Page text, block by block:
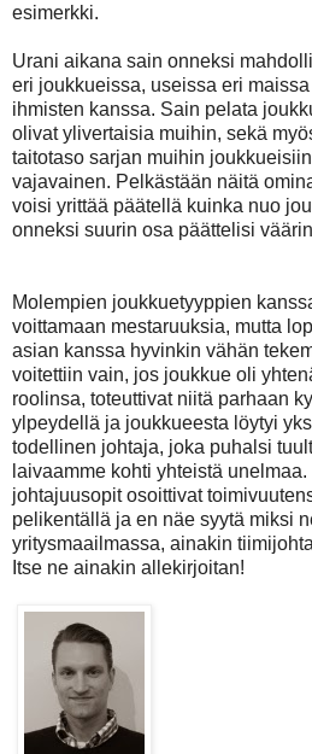
esimerkki.
Urani aikana sain onneksi
eri joukkueissa, useissa eri
ihmisten kanssa. Sain pelata
olivat ylivertaisia muihin, sekä
taitotaso sarjan muihin
vajavainen. Pelkästään näitä
voisi yrittää päätellä kuinka nuo
onneksi suurin osa päättelisi
Molempien joukkuetyyppien
voittamaan mestaruuksia, mutta
asian kanssa hyvinkin vähän
voitettiin vain, jos joukkue oli
roolinsa, toteuttivat niitä parhaan
ylpeydellä ja joukkueesta löytyi
todellinen johtaja, joka puhalsi
laivaamme kohti yhteistä
johtajuusopit osoittivat
pelikentällä ja en näe syytä miksi
yritysmaailmassa, ainakin
Itse ne ainakin allekirjoitan!